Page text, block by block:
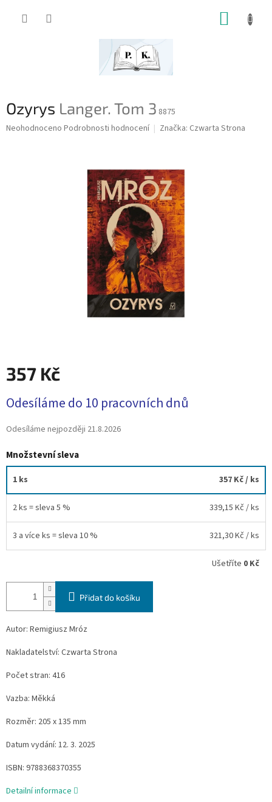
Ozyrys Langer. Tom 3 8875
Průměrné
Neohodnoceno Podrobnosti hodnocení Značka: Czwarta Strona
357 Kč
cena:
Odesíláme do 10 pracovních dnů
Odesíláme nejpozději 21.8.2026
Množstevní sleva
1 ks 357 Kč/ ks
2 ks = sleva 5 % 339,15 Kč / ks
3 a více ks = sleva 10 % 321,30 Kč / ks
Ušetříte 0 Kč
Přidat do košíku
Autor: Remigiusz Mróz
Nakladatelství: Czwarta Strona
Počet stran: 416
Vazba: Měkká
Rozměr: 205 x 135 mm
Datum vydání: 12. 3. 2025
ISBN: 9788368370355
Detailní informace